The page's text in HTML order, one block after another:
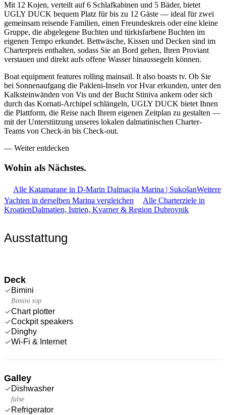
Mit 12 Kojen, verteilt auf 6 Schlafkabinen und 5 Bäder, bietet
UGLY DUCK bequem Platz für bis zu 12 Gäste — ideal für zwei
gemeinsam reisende Familien, einen Freundeskreis oder eine kleine
Gruppe, die abgelegene Buchten und türkisfarbene Buchten im
eigenen Tempo erkundet. Bettwäsche, Kissen und Decken sind im
Charterpreis enthalten, sodass Sie an Bord gehen, Ihren Proviant
verstauen und direkt aufs offene Wasser hinaussegeln können.
Boat equipment features rolling mainsail. It also boasts tv. Ob Sie
bei Sonnenaufgang die Pakleni-Inseln vor Hvar erkunden, unter den
Kalksteinwänden von Vis und der Bucht Stiniva ankern oder sich
durch das Kornati-Archipel schlängeln, UGLY DUCK bietet Ihnen
die Plattform, die Reise nach Ihrem eigenen Zeitplan zu gestalten —
mit der Unterstützung unseres lokalen dalmatinischen Charter-
Teams von Check-in bis Check-out.
— Weiter entdecken
Wohin als Nächstes.
Alle Katamarane in D-Marin Dalmacija Marina | SukošanWeitere
Yachten in derselben Marina vergleichen
Alle Charterziele in
KroatienDalmatien, Istrien, Kvarner & Region Dubrovnik
Ausstattung
Deck
Bimini
Bimini top
Chart plotter
Cockpit speakers
Dinghy
Wi-Fi & Internet
Galley
Dishwasher
false
Refrigerator